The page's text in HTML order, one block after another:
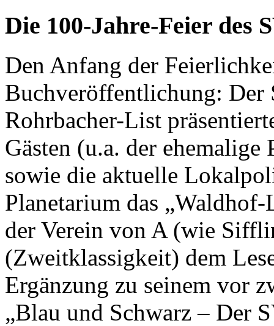
Die 100-Jahre-Feier des
Den Anfang der
Buchveröffentlichung: Der
Rohrbacher-List
Gästen (u.a. der
sowie die aktuelle
Planetarium das
der Verein von A (wie
(Zweitklassigkeit) dem
Ergänzung zu seinem vor
„Blau und Schwarz – Der